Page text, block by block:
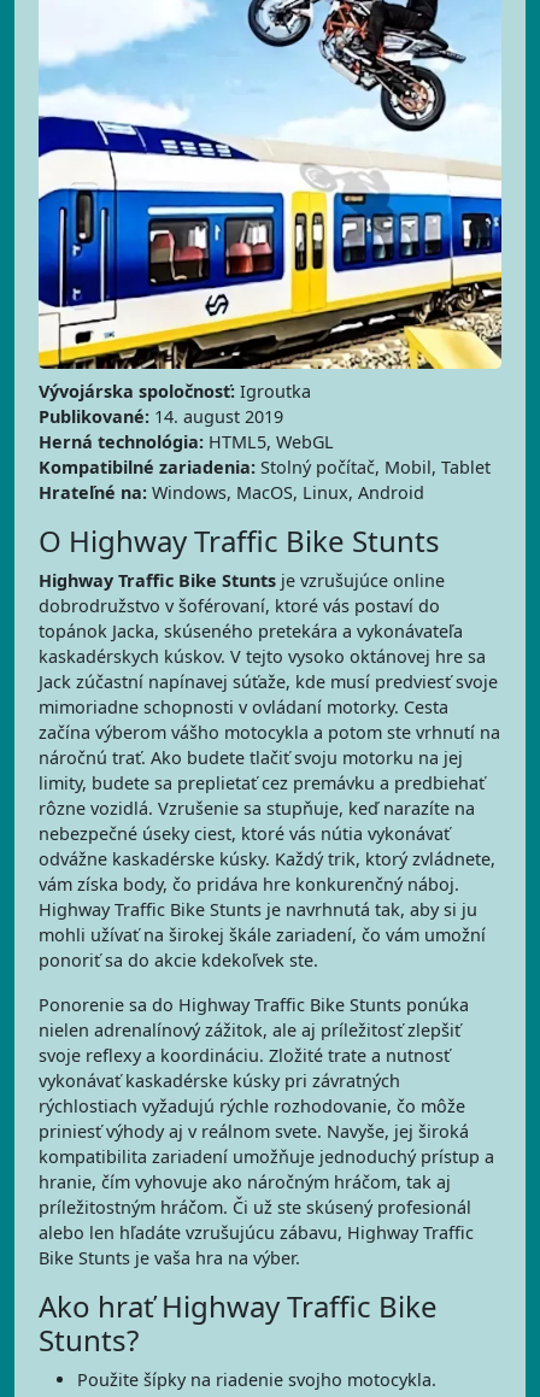
Vývojárska spoločnosť: Igroutka
Publikované: 14. august 2019
Herná technológia: HTML5, WebGL
Kompatibilné zariadenia: Stolný počítač, Mobil, Tablet
Hrateľné na: Windows, MacOS, Linux, Android
O Highway Traffic Bike Stunts
Highway Traffic Bike Stunts je vzrušujúce online
dobrodružstvo v šoférovaní, ktoré vás postaví do
topánok Jacka, skúseného pretekára a vykonávateľa
kaskadérskych kúskov. V tejto vysoko oktánovej hre sa
Jack zúčastní napínavej súťaže, kde musí predviesť svoje
mimoriadne schopnosti v ovládaní motorky. Cesta
začína výberom vášho motocykla a potom ste vrhnutí na
náročnú trať. Ako budete tlačiť svoju motorku na jej
limity, budete sa preplietať cez premávku a predbiehať
rôzne vozidlá. Vzrušenie sa stupňuje, keď narazíte na
nebezpečné úseky ciest, ktoré vás nútia vykonávať
odvážne kaskadérske kúsky. Každý trik, ktorý zvládnete,
vám získa body, čo pridáva hre konkurenčný náboj.
Highway Traffic Bike Stunts je navrhnutá tak, aby si ju
mohli užívať na širokej škále zariadení, čo vám umožní
ponoriť sa do akcie kdekoľvek ste.
Ponorenie sa do Highway Traffic Bike Stunts ponúka
nielen adrenalínový zážitok, ale aj príležitosť zlepšiť
svoje reflexy a koordináciu. Zložité trate a nutnosť
vykonávať kaskadérske kúsky pri závratných
rýchlostiach vyžadujú rýchle rozhodovanie, čo môže
priniesť výhody aj v reálnom svete. Navyše, jej široká
kompatibilita zariadení umožňuje jednoduchý prístup a
hranie, čím vyhovuje ako náročným hráčom, tak aj
príležitostným hráčom. Či už ste skúsený profesionál
alebo len hľadáte vzrušujúcu zábavu, Highway Traffic
Bike Stunts je vaša hra na výber.
Ako hrať Highway Traffic Bike
Stunts?
Použite šípky na riadenie svojho motocykla.